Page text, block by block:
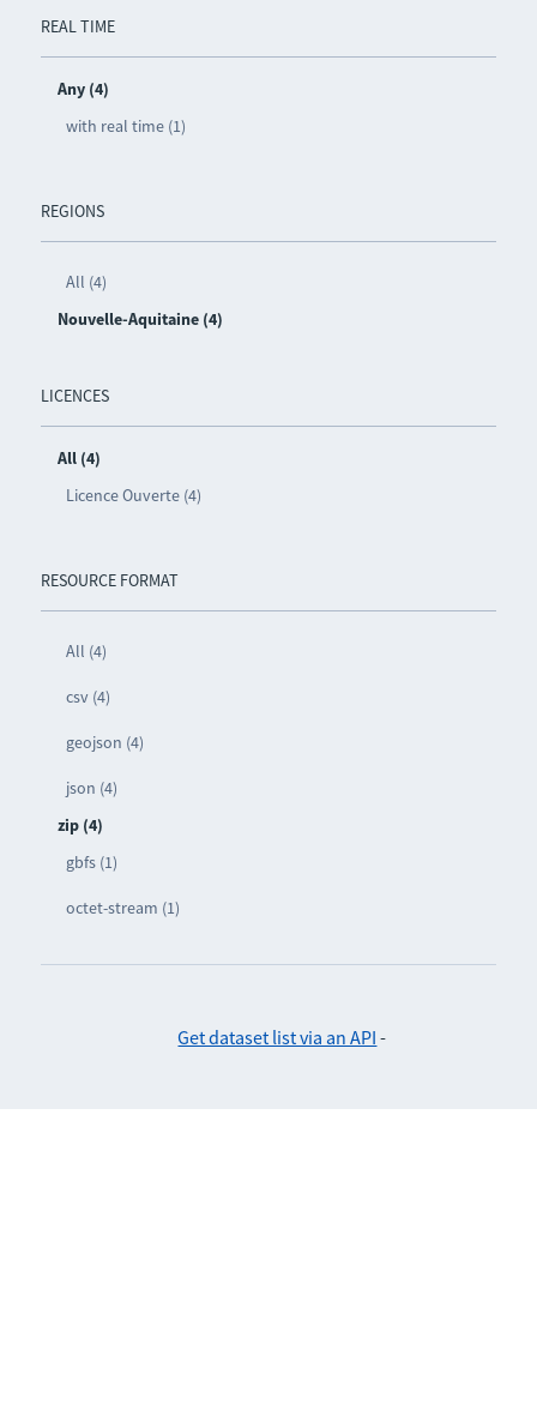
REAL TIME
Any (4)
with real time (1)
REGIONS
All (4)
Nouvelle-Aquitaine (4)
LICENCES
All (4)
Licence Ouverte (4)
RESOURCE FORMAT
All (4)
csv (4)
geojson (4)
json (4)
zip (4)
gbfs (1)
octet-stream (1)
Get dataset list via an API -